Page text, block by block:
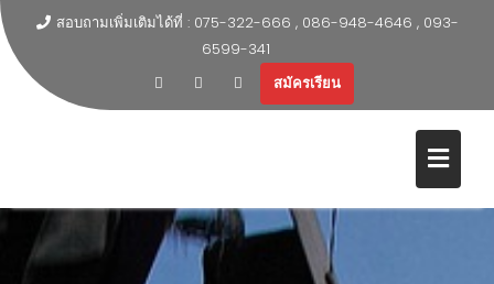
สอบถามเพิ่มเติมได้ที่ : 075-322-666 , 086-948-4646 , 093-
6599-341
สมัครเรียน